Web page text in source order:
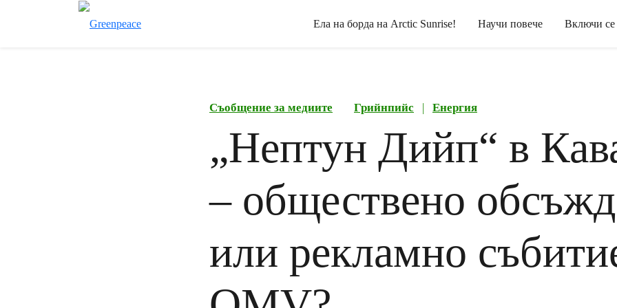
Ела на борда на Arctic Sunrise! Научи повече Включи се
Съобщение за медиите Грийнпийс | Енергия
„Нептун Дийп“ в
– обществено
или рекламно